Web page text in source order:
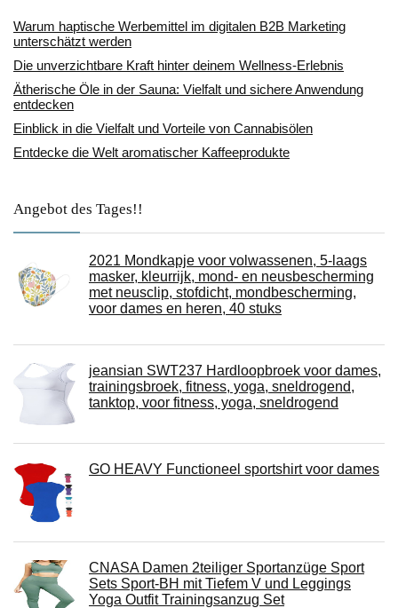
Warum haptische Werbemittel im digitalen B2B Marketing
unterschätzt werden
Die unverzichtbare Kraft hinter deinem Wellness-Erlebnis
Ätherische Öle in der Sauna: Vielfalt und sichere Anwendung
entdecken
Einblick in die Vielfalt und Vorteile von Cannabisölen
Entdecke die Welt aromatischer Kaffeeprodukte
Angebot des Tages!!
2021 Mondkapje voor volwassenen, 5-laags
masker, kleurrijk, mond- en neusbescherming
met neusclip, stofdicht, mondbescherming,
voor dames en heren, 40 stuks
jeansian SWT237 Hardloopbroek voor dames,
trainingsbroek, fitness, yoga, sneldrogend,
tanktop, voor fitness, yoga, sneldrogend
GO HEAVY Functioneel sportshirt voor dames
CNASA Damen 2teiliger Sportanzüge Sport
Sets Sport-BH mit Tiefem V und Leggings
Yoga Outfit Trainingsanzug Set